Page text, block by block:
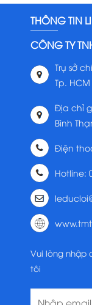
THÔNG TIN
CÔNG TY
Trụ sở
Tp. HCM
Địa chỉ
Bình
Điện
Hotline:
Vui lòng nhập
tôi